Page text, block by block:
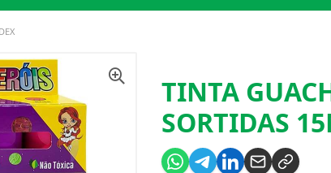
TINTA
SORTIDAS